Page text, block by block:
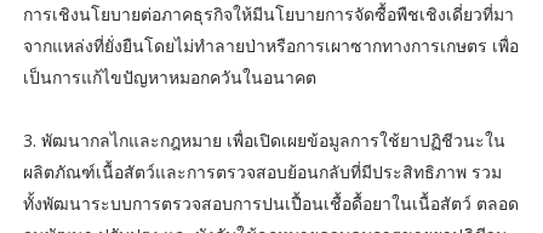
การเชิงนโยบายต่อภาคธุรกิจให้มีนโยบายการจัดซื้อพืชเชิงเดี่ยวที่มา
จากแหล่งที่ยั่งยืนโดยไม่ทำลายป่าหรือการเผาซากทางการเกษตร เพื่อ
เป็นการแก้ไขปัญหาหมอกควันในอนาคต
3. พัฒนากลไกและกฎหมาย เพื่อเปิดเผยข้อมูลการใช้ยาปฏิชีวนะใน
ผลิตภัณฑ์เนื้อสัตว์และการตรวจสอบย้อนกลับที่มีประสิทธิภาพ รวม
ทั้งพัฒนาระบบการตรวจสอบการปนเปื้อนเชื้อดื้อยาในเนื้อสัตว์ ตลอด